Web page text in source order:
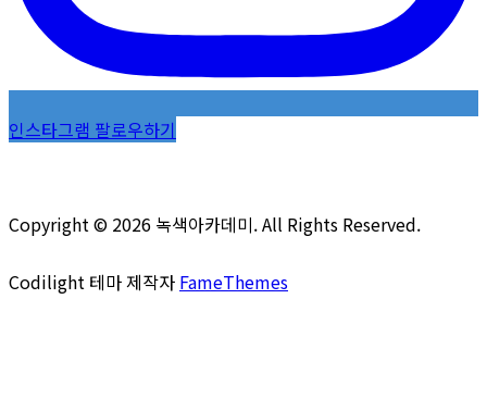
인스타그램 팔로우하기
Copyright © 2026 녹색아카데미. All Rights Reserved.
Codilight 테마 제작자 FameThemes